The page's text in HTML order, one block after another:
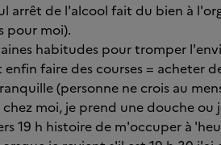
arrêt de l'alcool fait du bien à
pour moi).
habitudes pour tromper
faire des courses = acheter
(personne ne crois au
moi, je prend une douche ou
19 h histoire de m'occuper à